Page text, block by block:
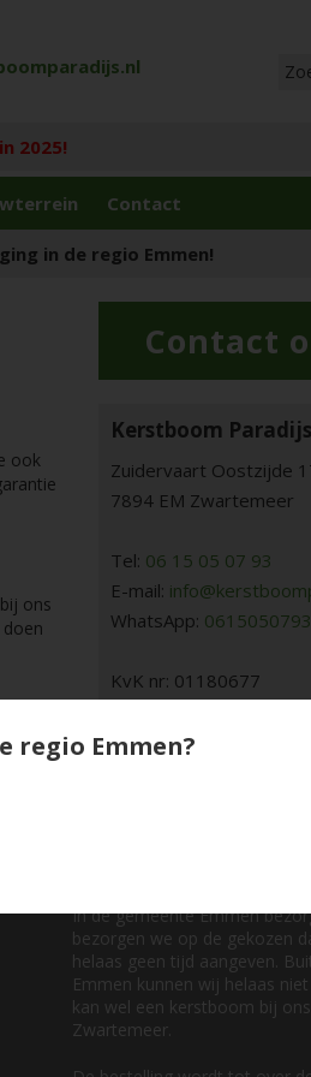
2025!
Contact
in de regio Emmen!
ook
ons
Contact
Kerstboom Paradijs
Zuidervaart Oostzijde
7894 EM Zwartemeer
Tel: 06 15 05 07 93
E-mail:
WhatsApp: 0615050793
KvK nr: 01180677
In de gemeente Emmen
bezorgen we op de gekozen
helaas geen tijd aangeven.
Emmen kunnen wij helaas
kan wel een kerstboom bij
Zwartemeer.
regio Emmen?